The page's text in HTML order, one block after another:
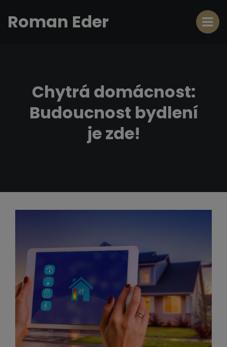
Roman Eder
Chytrá domácnost:
Budoucnost bydlení
je zde!